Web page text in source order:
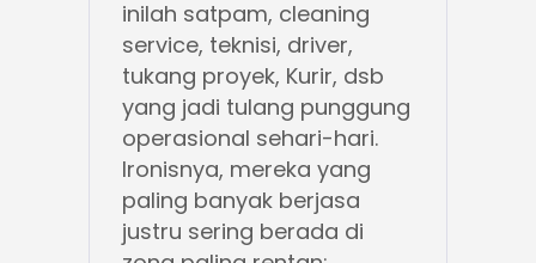
inilah satpam, cleaning
service, teknisi, driver,
tukang proyek, Kurir, dsb
yang jadi tulang punggung
operasional sehari-hari.
Ironisnya, mereka yang
paling banyak berjasa
justru sering berada di